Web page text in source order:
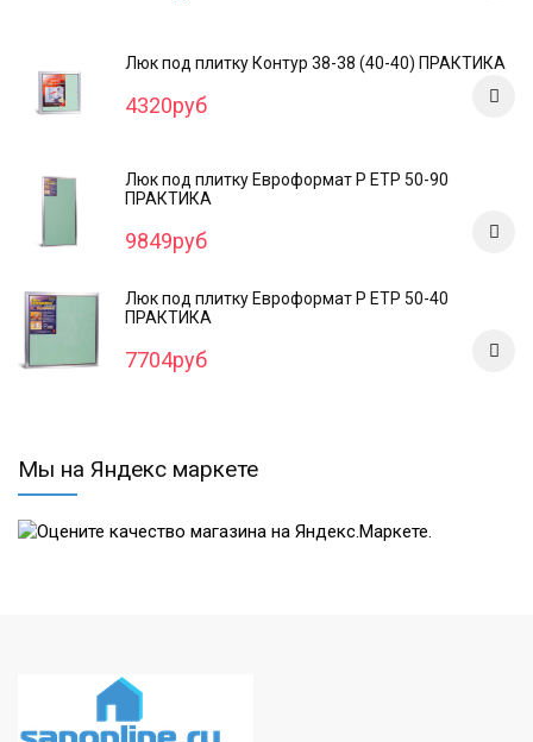
Люк под плитку Контур 38-38 (40-40) ПРАКТИКА
4320руб
Люк под плитку Евроформат Р ЕТР 50-90
ПРАКТИКА
9849руб
Люк под плитку Евроформат Р ЕТР 50-40
ПРАКТИКА
7704руб
Мы на Яндекс маркете